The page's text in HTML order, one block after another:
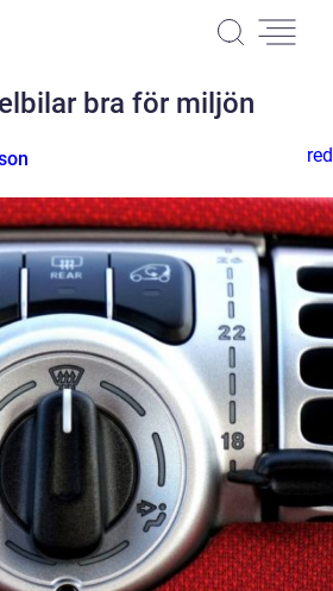
bra för miljön